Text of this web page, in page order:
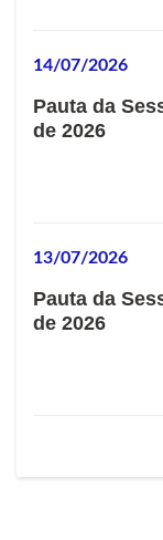
14/07/2026
Pauta da
de 2026
13/07/2026
Pauta da
de 2026